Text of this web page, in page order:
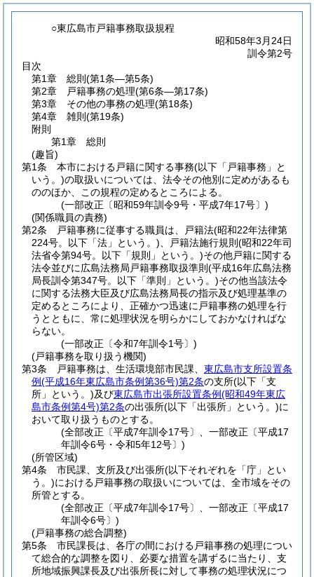
○東広島市戸籍事務取扱規程
昭和58年3月24日
訓令第2号
目次
第1章
総則 (第1条―第5条)
第2章
戸籍事務の処理(第6条―第17条)
第3章
その他の事務の処理(第18条)
第4章
雑則 (第19条)
附則
第1章
総則
(趣旨)
第1条
本市における戸籍に関する事務(以下「戸籍事務」と
いう。)の取扱いについては、法令その他別に定めがあるも
ののほか、この規程の定めるところによる。
(一部改正〔昭和59年訓令9号・平成7年17号〕)
(関係職員の責務)
第2条
戸籍事務に従事する職員は、戸籍法(昭和22年法律第
224号。以下「法」という。) 、戸籍法施行規則 (昭和22年司
法省令第94号。以下「規則」という。)その他戸籍に関する
法令並びに広島法務局戸籍事務取扱準則 (平成16年広島法務
局長訓令第347号。以下「準則」という。)その他当該法令
に関する法務大臣及び広島法務局長の指示及び処理基準の
定めるところにより、正確かつ迅速に戸籍事務の処理を行
うとともに、常に処理状況を明らかにしておかなければな
らない。
(一部改正〔令和7年訓令1号〕)
(戸籍事務を取り扱う機関)
第3条
戸籍事務は、生活環境部市民課、 東広島市支所設置条
例(平成16年東広島市条例第36号)第2条の支所(以下「支
所」という。)及び東広島市出張所設置条例(昭和49年東広
島市条例第4号)第2条の出張所(以下「出張所」という。)に
おいて取り扱うものとする。
(全部改正〔平成7年訓令17号〕、一部改正〔平成17
年訓令6号・令和5年12号〕)
(所管区域)
第4条
市民課、支所及び出張所(以下それぞれを「庁」とい
う。)における戸籍事務の取扱いについては、全市域をその
所管とする。
(全部改正〔平成7年訓令17号〕、一部改正〔平成17
年訓令6号〕)
(戸籍事務の総合調整)
第5条
市民課長は、各庁の間における戸籍事務の処理につい
て総合的な調整を図り、必要な措置を講ずるに当たり、支
所地域振興課長及び出張所長に対して事務の処理状況につ